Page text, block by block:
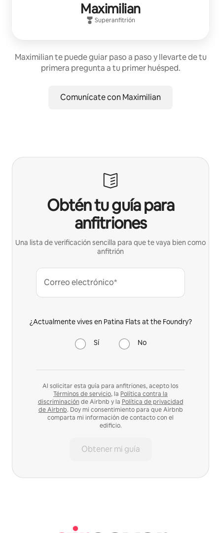
Maximilian
Superanfitrión
Maximilian te puede guiar paso a paso y llevarte de tu
primera pregunta a tu primer huésped.
Comunícate con Maximilian
Obtén tu guía para
anfitriones
Una lista de verificación sencilla para que te vaya bien como
anfitrión
Correo electrónico*
¿Actualmente vives en Patina Flats at the Foundry?
Sí No
Al solicitar esta guía para anfitriones, acepto los
Términos de servicio, la Política contra la
discriminación de Airbnb y la Política de privacidad
de Airbnb. Doy mi consentimiento para que Airbnb
comparta mi información de contacto con el
edificio.
Obtener mi guía